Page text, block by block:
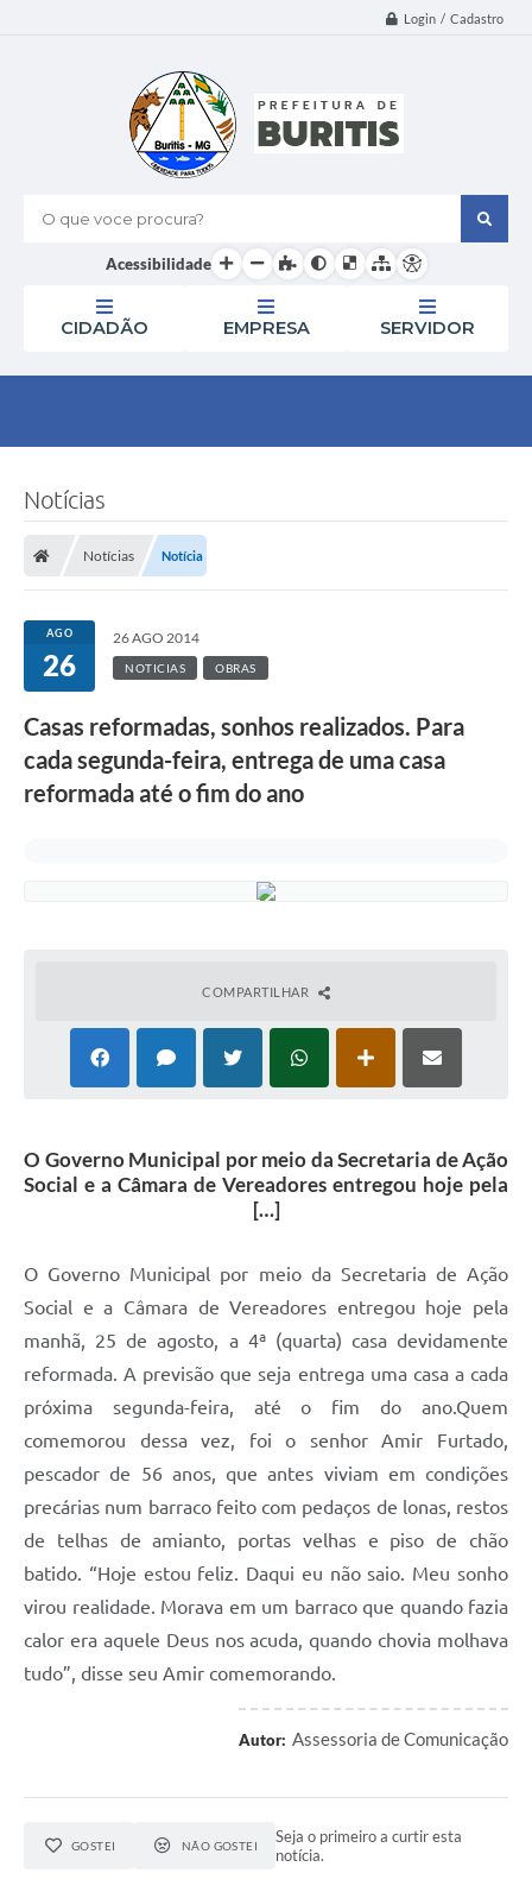
Login / Cadastro
O que voce procura?
Acessibilidade
CIDADÃO EMPRESA SERVIDOR
Notícias
Notícias Notícia
AGO
26
26 AGO 2014
NOTICIAS OBRAS
Casas reformadas, sonhos realizados. Para
cada segunda-feira, entrega de uma casa
reformada até o fim do ano
COMPARTILHAR
O Governo Municipal por meio da Secretaria de Ação
Social e a Câmara de Vereadores entregou hoje pela
[…]
O Governo Municipal por meio da Secretaria de Ação
Social e a Câmara de Vereadores entregou hoje pela
manhã, 25 de agosto, a 4ª (quarta) casa devidamente
reformada. A previsão que seja entrega uma casa a cada
próxima segunda-feira, até o fim do ano.Quem
comemorou dessa vez, foi o senhor Amir Furtado,
pescador de 56 anos, que antes viviam em condições
precárias num barraco feito com pedaços de lonas, restos
de telhas de amianto, portas velhas e piso de chão
batido. “Hoje estou feliz. Daqui eu não saio. Meu sonho
virou realidade. Morava em um barraco que quando fazia
calor era aquele Deus nos acuda, quando chovia molhava
tudo”, disse seu Amir comemorando.
Autor: Assessoria de Comunicação
GOSTEI NÃO GOSTEI
Seja o primeiro a curtir esta
notícia.